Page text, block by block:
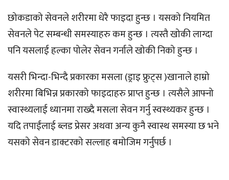
छोकडाको सेवनले शरीरमा धेरै फाइदा हुन्छ । यसको नियमित
सेवनले पेट सम्बन्धी समस्याहरु कम हुन्छ । त्यस्तै खोकी लाग्दा
पनि यसलाई हल्का पोलेर सेवन गर्नाले खोकी निको हुन्छ ।
यसरी भिन्दा-भिन्दै प्रकारका मसला (ड्राइ फ्रुट्स )खानाले हाम्रो
शरीरमा बिभिन्न प्रकारको फाइदाहरु प्राप्त हुन्छ । त्यसैले आफ्नो
स्वास्थ्यलाई ध्यानमा राख्दै मसला सेवन गर्नु स्वस्थ्यकर हुन्छ ।
यदि तपाईंलाई ब्लड प्रेसर अथवा अन्य कुनै स्वास्थ समस्या छ भने
यसको सेवन डाक्टरको सल्लाह बमोजिम गर्नुपर्छ ।